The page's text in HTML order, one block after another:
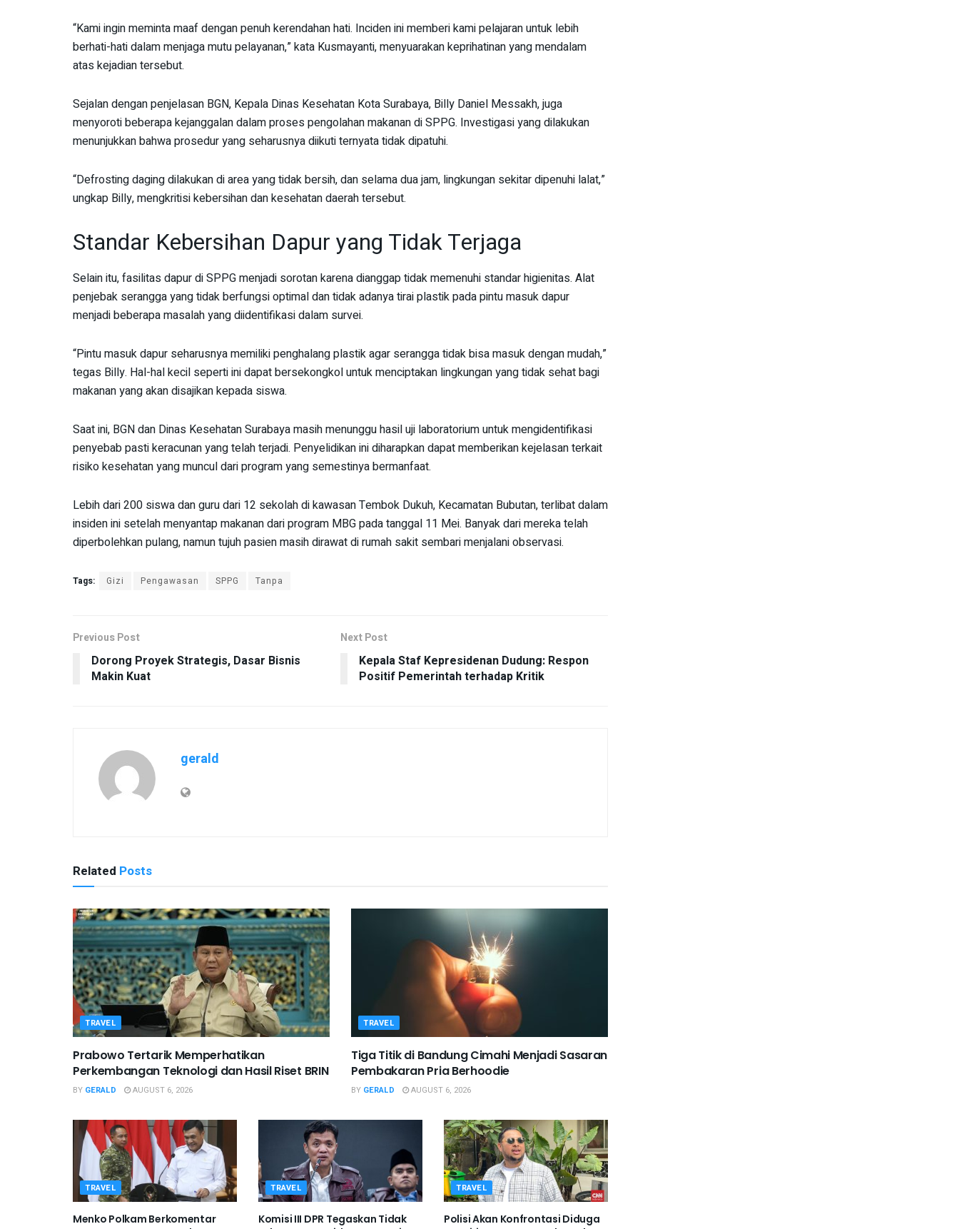
“Kami ingin meminta maaf dengan penuh kerendahan hati. Inciden ini memberi kami pelajaran untuk lebih
berhati-hati dalam menjaga mutu pelayanan,” kata Kusmayanti, menyuarakan keprihatinan yang mendalam
atas kejadian tersebut.
Sejalan dengan penjelasan BGN, Kepala Dinas Kesehatan Kota Surabaya, Billy Daniel Messakh, juga
menyoroti beberapa kejanggalan dalam proses pengolahan makanan di SPPG. Investigasi yang dilakukan
menunjukkan bahwa prosedur yang seharusnya diikuti ternyata tidak dipatuhi.
“Defrosting daging dilakukan di area yang tidak bersih, dan selama dua jam, lingkungan sekitar dipenuhi lalat,”
ungkap Billy, mengkritisi kebersihan dan kesehatan daerah tersebut.
Standar Kebersihan Dapur yang Tidak Terjaga
Selain itu, fasilitas dapur di SPPG menjadi sorotan karena dianggap tidak memenuhi standar higienitas. Alat
penjebak serangga yang tidak berfungsi optimal dan tidak adanya tirai plastik pada pintu masuk dapur
menjadi beberapa masalah yang diidentifikasi dalam survei.
“Pintu masuk dapur seharusnya memiliki penghalang plastik agar serangga tidak bisa masuk dengan mudah,”
tegas Billy. Hal-hal kecil seperti ini dapat bersekongkol untuk menciptakan lingkungan yang tidak sehat bagi
makanan yang akan disajikan kepada siswa.
Saat ini, BGN dan Dinas Kesehatan Surabaya masih menunggu hasil uji laboratorium untuk mengidentifikasi
penyebab pasti keracunan yang telah terjadi. Penyelidikan ini diharapkan dapat memberikan kejelasan terkait
risiko kesehatan yang muncul dari program yang semestinya bermanfaat.
Lebih dari 200 siswa dan guru dari 12 sekolah di kawasan Tembok Dukuh, Kecamatan Bubutan, terlibat dalam
insiden ini setelah menyantap makanan dari program MBG pada tanggal 11 Mei. Banyak dari mereka telah
diperbolehkan pulang, namun tujuh pasien masih dirawat di rumah sakit sembari menjalani observasi.
Tags: Gizi Pengawasan SPPG Tanpa
Previous Post
Dorong Proyek Strategis, Dasar Bisnis
Makin Kuat
Next Post
Kepala Staf Kepresidenan Dudung: Respon
Positif Pemerintah terhadap Kritik
gerald
Related Posts
TRAVEL
Prabowo Tertarik Memperhatikan
Perkembangan Teknologi dan Hasil Riset BRIN
BY GERALD AUGUST 6, 2026
TRAVEL
Tiga Titik di Bandung Cimahi Menjadi Sasaran
Pembakaran Pria Berhoodie
BY GERALD AUGUST 6, 2026
TRAVEL
Menko Polkam Berkomentar
TRAVEL
Komisi III DPR Tegaskan Tidak
TRAVEL
Polisi Akan Konfrontasi Diduga